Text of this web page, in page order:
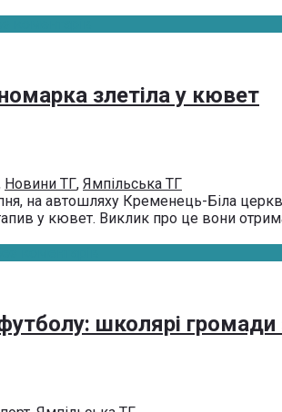
злетіла у кювет
Новини ТГ, Ямпільська ТГ
на автошляху Кременець-Біла
у кювет. Виклик про це вони
школярі